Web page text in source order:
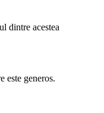
dintre acestea
este generos.